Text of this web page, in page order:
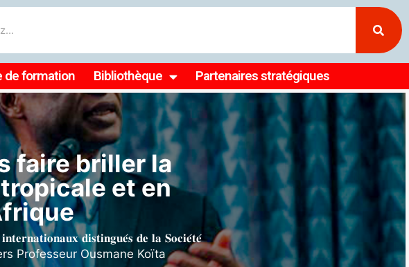
de formation Bibliothèque Partenaires stratégiques
ses formations